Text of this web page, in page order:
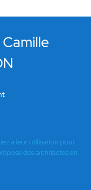
à leur utilisation pour
des architectes en